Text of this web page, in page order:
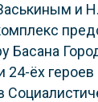
и
Басана
ёх